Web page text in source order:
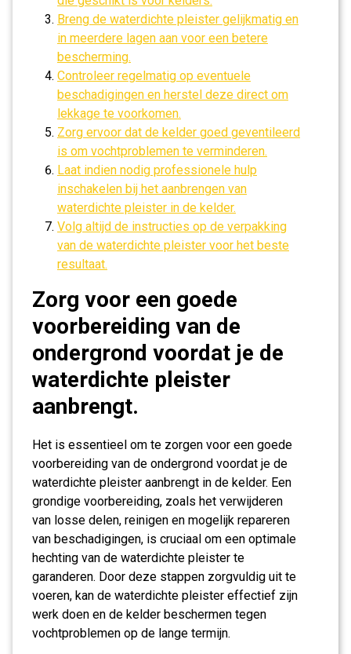
Breng de waterdichte pleister gelijkmatig en
in meerdere lagen aan voor een betere
bescherming.
Controleer regelmatig op eventuele
beschadigingen en herstel deze direct om
lekkage te voorkomen.
Zorg ervoor dat de kelder goed geventileerd
is om vochtproblemen te verminderen.
Laat indien nodig professionele hulp
inschakelen bij het aanbrengen van
waterdichte pleister in de kelder.
Volg altijd de instructies op de verpakking
van de waterdichte pleister voor het beste
resultaat.
Zorg voor een goede
voorbereiding van de
ondergrond voordat je de
waterdichte pleister
aanbrengt.
Het is essentieel om te zorgen voor een goede
voorbereiding van de ondergrond voordat je de
waterdichte pleister aanbrengt in de kelder. Een
grondige voorbereiding, zoals het verwijderen
van losse delen, reinigen en mogelijk repareren
van beschadigingen, is cruciaal om een optimale
hechting van de waterdichte pleister te
garanderen. Door deze stappen zorgvuldig uit te
voeren, kan de waterdichte pleister effectief zijn
werk doen en de kelder beschermen tegen
vochtproblemen op de lange termijn.